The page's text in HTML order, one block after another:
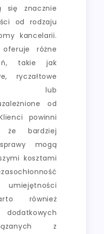
się znacznie
od rodzaju
kancelarii.
różne
takie jak
ryczałtowe
lub
od
powinni
że bardziej
mogą
kosztami
umiejętności
również
z